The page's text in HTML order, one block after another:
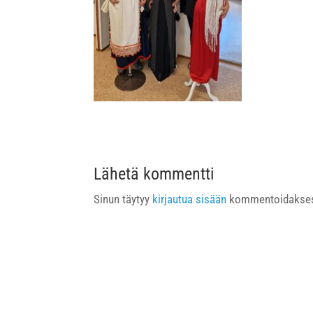
Lähetä kommentti
Sinun täytyy kirjautua sisään